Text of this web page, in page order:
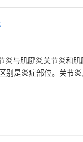
炎与肌腱炎关节炎和
别是炎症部位。关节